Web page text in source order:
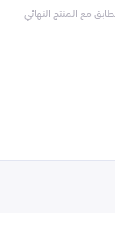
مع المنتج النهائي